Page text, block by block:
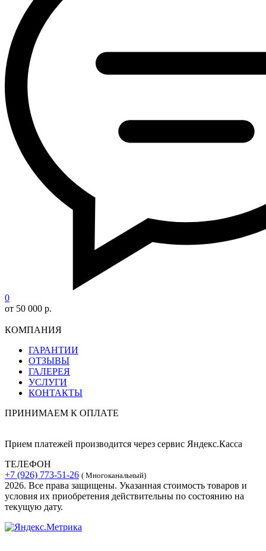
0
от 50 000 р.
КОМПАНИЯ
ГАРАНТИИ
ОТЗЫВЫ
ГАЛЕРЕЯ
УСЛУГИ
КОНТАКТЫ
ПРИНИМАЕМ К ОПЛАТЕ
Прием платежей производится через сервис Яндекс.Касса
ТЕЛЕФОН
+7 (926) 773-51-26 ( Многоканальный)
2026. Все права защищены. Указанная стоимость товаров и
условия их приобретения действительны по состоянию на
текущую дату.